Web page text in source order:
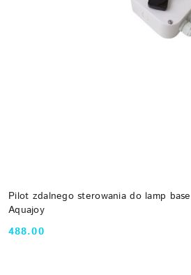
Pilot zdalnego sterowania do lamp
Aquajoy
Cena:
488.00